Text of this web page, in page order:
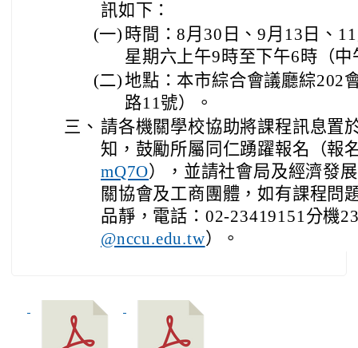
訊如下：
(一) 時間：8月30日、9月13日、
星期六上午9時至下午6時（
(二)地點：本市綜合會議廳綜202
路11號）。
三、 請各機關學校協助將課程訊息置
知，鼓勵所屬同仁踴躍報名（報
mQ7O），並請社會局及經濟發
關協會及工商團體，如有課程問
品靜，電話：02-23419151分機
@nccu.edu.tw）。